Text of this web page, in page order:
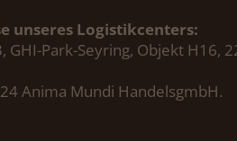
unseres Logistikcenters:
GHI-Park-Seyring, Objekt H16,
Anima Mundi HandelsgmbH.